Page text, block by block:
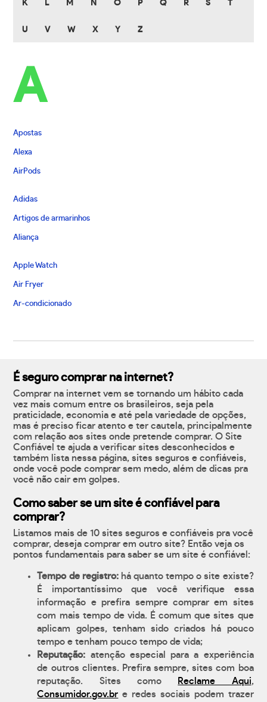
K L M N O P Q R S T
U V W X Y Z
A
Apostas
Alexa
AirPods
Adidas
Artigos de armarinhos
Aliança
Apple Watch
Air Fryer
Ar-condicionado
É seguro comprar na internet?
Comprar na internet vem se tornando um hábito cada
vez mais comum entre os brasileiros, seja pela
praticidade, economia e até pela variedade de opções,
mas é preciso ficar atento e ter cautela, principalmente
com relação aos sites onde pretende comprar. O Site
Confiável te ajuda a verificar sites desconhecidos e
também lista nessa página, sites seguros e confiáveis,
onde você pode comprar sem medo, além de dicas pra
você não cair em golpes.
Como saber se um site é confiável para
comprar?
Listamos mais de 10 sites seguros e confiáveis pra você
comprar, deseja comprar em outro site? Então veja os
pontos fundamentais para saber se um site é confiável:
Tempo de registro:há quanto tempo o site existe?
É importantíssimo que você verifique essa
informação e prefira sempre comprar em sites
com mais tempo de vida. É comum que sites que
aplicam golpes, tenham sido criados há pouco
tempo e tenham pouco tempo de vida;
Reputação: atenção especial para a experiência
de outros clientes. Prefira sempre, sites com boa
reputação. Sites como
Reclame Aqui,
Consumidor.gov.br e redes sociais podem trazer